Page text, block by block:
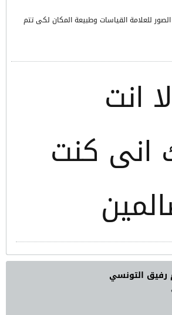
للعلامة القياسات وطبيعة المكان لكى تتم
انت
انى كنت
رفيق التونسي